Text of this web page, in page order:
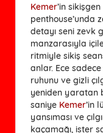
Kemer’in
penthouse’unda
detayı seni zevk
manzarasıyla
ritmiyle sikiş
anlar. Ece
ruhunu ve gizli
yeniden yaratan
saniye Kemer’in
yansıması ve
kaçamağı, ister